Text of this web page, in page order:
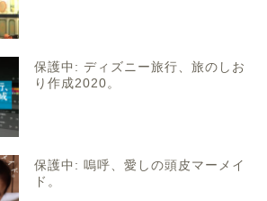
保護中: ディズニー旅行、旅のしお
り作成2020。
保護中: 嗚呼、愛しの頭皮マーメイ
ド。